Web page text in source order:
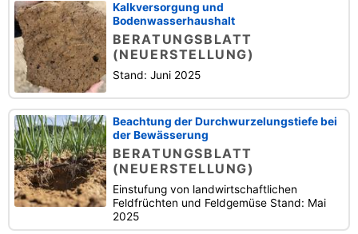
Kalkversorgung und
Bodenwasserhaushalt
BERATUNGSBLATT
(NEUERSTELLUNG)
Stand: Juni 2025
Beachtung der Durchwurzelungstiefe bei
der Bewässerung
BERATUNGSBLATT
(NEUERSTELLUNG)
Einstufung von landwirtschaftlichen
Feldfrüchten und Feldgemüse Stand: Mai
2025